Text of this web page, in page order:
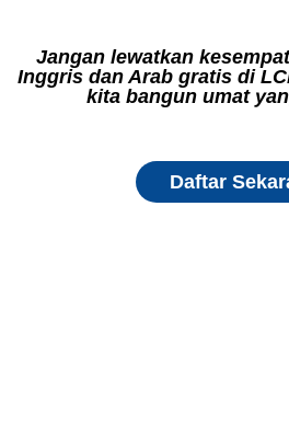
Jangan lewatkan
Inggris dan Arab gratis di
kita bangun umat
Daftar